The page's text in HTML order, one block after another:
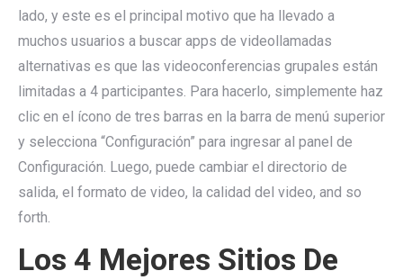
lado, y este es el principal motivo que ha llevado a
muchos usuarios a buscar apps de videollamadas
alternativas es que las videoconferencias grupales están
limitadas a 4 participantes. Para hacerlo, simplemente haz
clic en el ícono de tres barras en la barra de menú superior
y selecciona “Configuración” para ingresar al panel de
Configuración. Luego, puede cambiar el directorio de
salida, el formato de video, la calidad del video, and so
forth.
Los 4 Mejores Sitios De